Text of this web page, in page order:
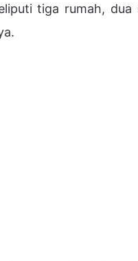
tiga rumah,